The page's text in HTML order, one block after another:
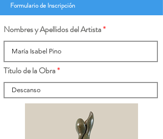
Formulario de Inscripción
Nombres y Apellidos del Artista
Título de la Obra